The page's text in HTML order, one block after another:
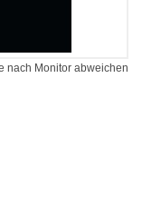
nach Monitor abweichen